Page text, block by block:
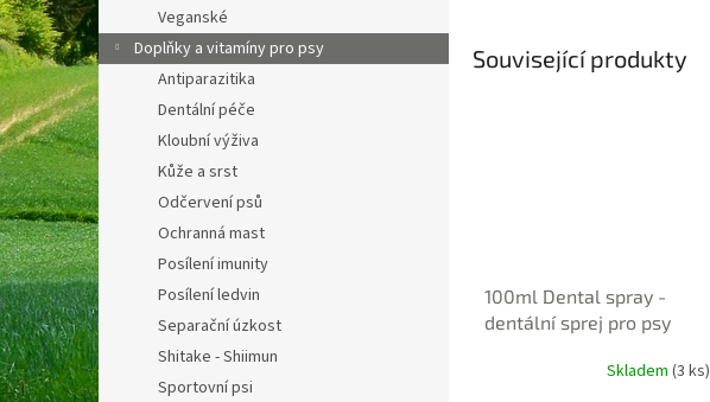
Veganské
Doplňky a vitamíny pro psy
Antiparazitika
Dentální péče
Kloubní výživa
Kůže a srst
Odčervení psů
Ochranná mast
Posílení imunity
Posílení ledvin
Separační úzkost
Shitake - Shiimun
Sportovní psi
Související produkty
100ml Dental spray -
dentální sprej pro psy
Skladem (3 ks)